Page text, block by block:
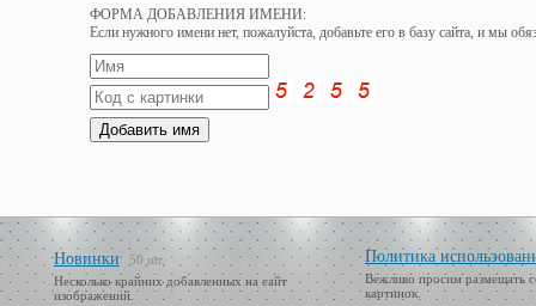
ФОРМА ДОБАВЛЕНИЯ ИМЕНИ:
Если нужного имени нет, пожалуйста, добавьте его в базу сайта, и мы
Новинки
50 шт.
Несколько крайних добавленных на сайт
изображений.
Политика
Вежливо просим размещать
картинок.